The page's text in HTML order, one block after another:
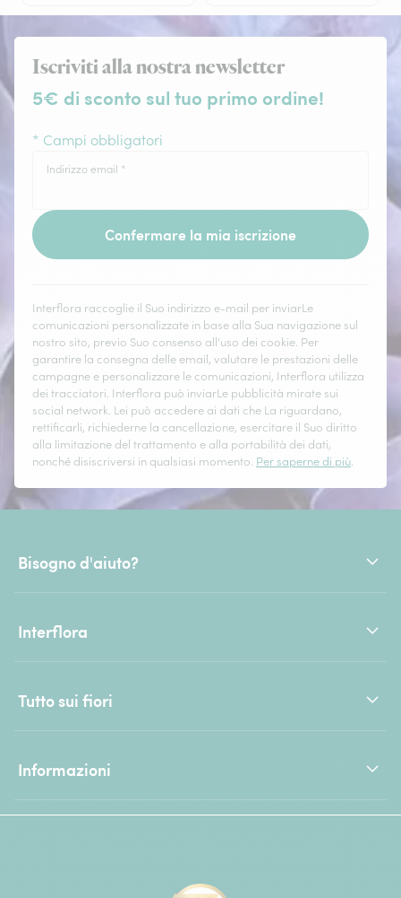
Iscriviti alla nostra newsletter
5€ di sconto sul tuo primo ordine!
* Campi obbligatori
Indirizzo email *
Confermare la mia iscrizione
Interflora raccoglie il Suo indirizzo e-mail per inviarLe
comunicazioni personalizzate in base alla Sua navigazione sul
nostro sito, previo Suo consenso all'uso dei cookie. Per
garantire la consegna delle email, valutare le prestazioni delle
campagne e personalizzare le comunicazioni, Interflora utilizza
dei tracciatori. Interflora può inviarLe pubblicità mirate sui
social network. Lei può accedere ai dati che La riguardano,
rettificarli, richiederne la cancellazione, esercitare il Suo diritto
alla limitazione del trattamento e alla portabilità dei dati,
nonché disiscriversi in qualsiasi momento. Per saperne di più.
Bisogno d'aiuto?
Interflora
Tutto sui fiori
Informazioni